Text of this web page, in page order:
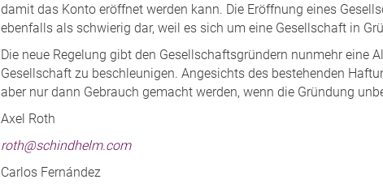
damit das Konto eröffnet werden kann. Die Eröffnung eines
ebenfalls als schwierig dar, weil es sich um eine Gesellschaft in
Die neue Regelung gibt den Gesellschaftsgründern nunmehr eine
Gesellschaft zu beschleunigen. Angesichts des bestehenden
aber nur dann Gebrauch gemacht werden, wenn die Gründung
Axel Roth
roth@schindhelm.com
Carlos Fernández